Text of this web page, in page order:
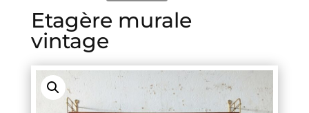
Etagère murale
vintage